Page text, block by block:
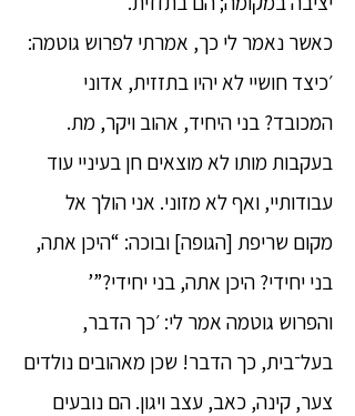
כאשר נאמר לי כך, אמרתי לפרוש גוטמה:
׳כיצד חושיי לא יהיו בתזזית, אדוני
המכובד? בני היחיד, אהוב ויקר, מת.
בעקבות מותו לא מוצאים חן בעיניי עוד
עבודותיי, ואף לא מזוני. אני הולך אל
מקום שריפת [הגופה] ובוכה: “היכן אתה,
בני יחידי? היכן אתה, בני יחידי?”’
והפרוש גוטמה אמר לי: ׳כך הדבר,
בעל־בית, כך הדבר! שכן מאהובים נולדים
צער, קינה, כאב, עצב ויגון. הם נובעים